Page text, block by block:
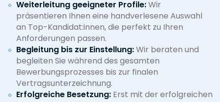
Weiterleitung geeigneter Profile:Wir
präsentieren Ihnen eine handverlesene Auswahl
an Top-Kandidat:innen, die perfekt zu Ihren
Anforderungen passen.
Begleitung bis zur Einstellung:Wir beraten und
begleiten Sie während des gesamten
Bewerbungsprozesses bis zur finalen
Vertragsunterzeichnung.
Erfolgreiche Besetzung: Erst mit der erfolgreichen